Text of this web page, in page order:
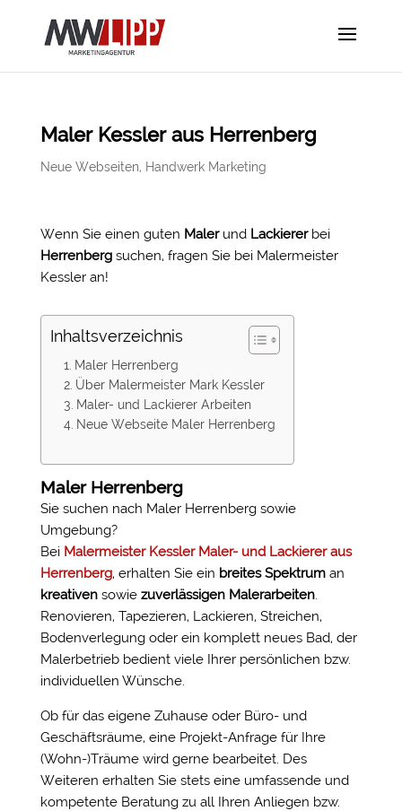
Maler Kessler aus Herrenberg
Neue Webseiten, Handwerk Marketing
Wenn Sie einen guten Malerund Lackiererbei
Herrenbergsuchen, fragen Sie bei Malermeister
Kessler an!
Inhaltsverzeichnis
Maler Herrenberg
Über Malermeister Mark Kessler
Maler- und Lackierer Arbeiten
Neue Webseite Maler Herrenberg
Maler Herrenberg
Sie suchen nach Maler Herrenberg sowie
Umgebung?
Bei Malermeister Kessler Maler- und Lackierer aus
Herrenberg, erhalten Sie ein breites Spektruman
kreativensowie zuverlässigen Malerarbeiten.
Renovieren, Tapezieren, Lackieren, Streichen,
Bodenverlegung oder ein komplett neues Bad, der
Malerbetrieb bedient viele Ihrer persönlichen bzw.
individuellen Wünsche.
Ob für das eigene Zuhause oder Büro- und
Geschäftsräume, eine Projekt-Anfrage für Ihre
(Wohn-)Träume wird gerne bearbeitet. Des
Weiteren erhalten Sie stets eine umfassende und
kompetente Beratung zu all Ihren Anliegen bzw.